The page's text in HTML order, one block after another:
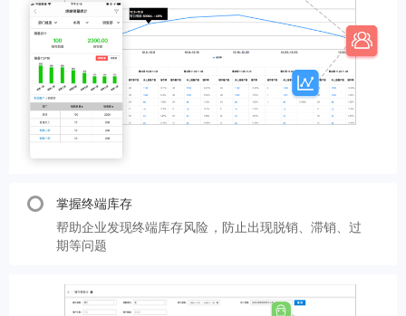
掌握终端库存
帮助企业发现终端库存风险，防止出现脱销、滞销、过
期等问题